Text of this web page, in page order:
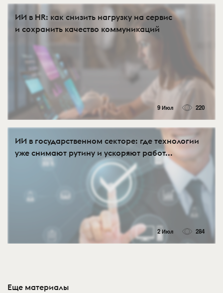
ИИ в HR: как снизить нагрузку на сервис
и сохранить качество коммуникаций
9 Июл 220
ИИ в государственном секторе: где технологии
уже снимают рутину и ускоряют работ...
2 Июл 284
Еще материалы